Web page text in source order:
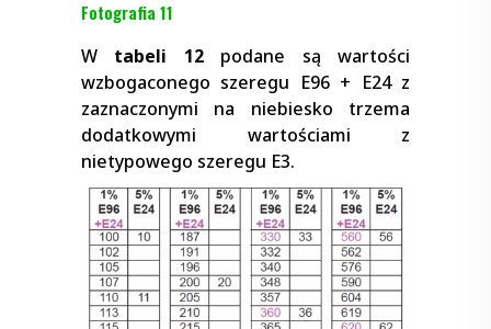
Fotografia 11
W tabeli 12podane są wartości
wzbogaconego szeregu E96 + E24 z
zaznaczonymi na niebiesko trzema
dodatkowymi wartościami z
nietypowego szeregu E3.